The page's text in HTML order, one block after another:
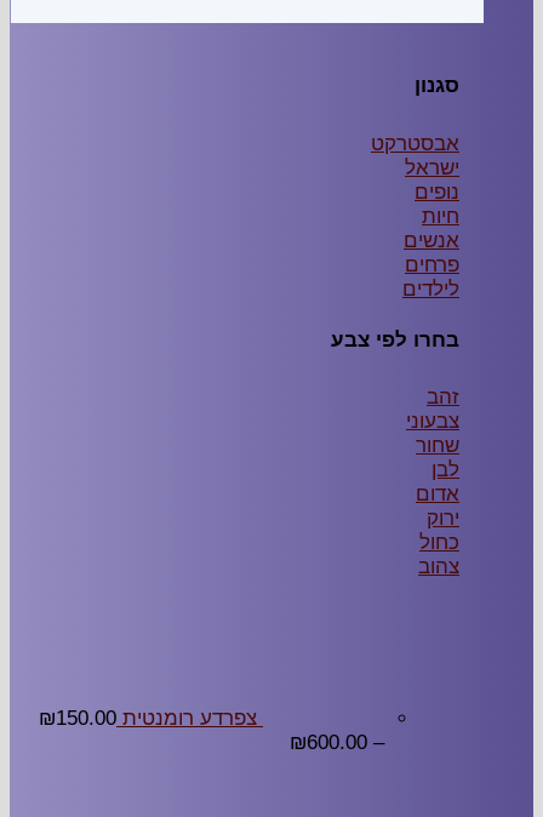
סגנון
אבסטרקט
ישראל
נופים
חיות
אנשים
פרחים
לילדים
בחרו לפי צבע
זהב
צבעוני
שחור
לבן
אדום
ירוק
כחול
צהוב
צפרדע רומנטית ₪150.00
–
₪600.00